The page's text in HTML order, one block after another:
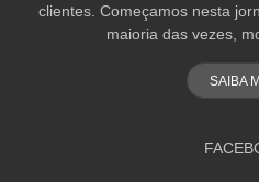
clientes. Começamos nesta
maioria das vezes,
SAIBA